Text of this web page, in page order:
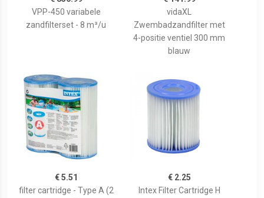
VPP-450 variabele
zandfilterset - 8 m³/u
vidaXL
Zwembadzandfilter met
4-positie ventiel 300 mm
blauw
€ 5.51
filter cartridge - Type A (2
€ 2.25
Intex Filter Cartridge H